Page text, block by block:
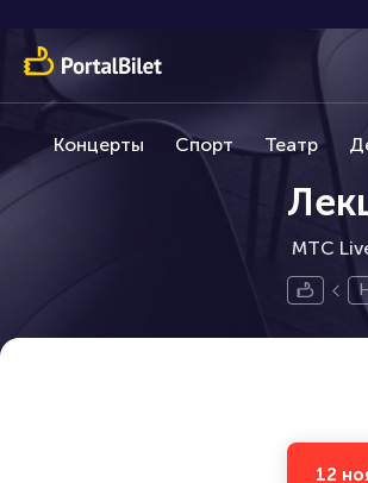
Концерты Спорт Театр
МТС
12